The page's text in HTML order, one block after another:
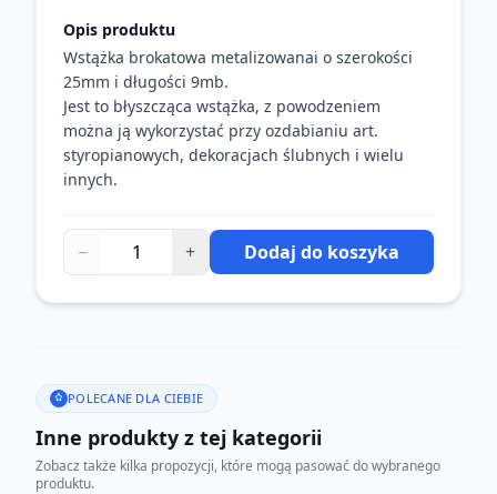
Opis produktu
Wstążka brokatowa metalizowanai o szerokości
25mm i długości 9mb.
Jest to błyszcząca wstążka, z powodzeniem
można ją wykorzystać przy ozdabianiu art.
styropianowych, dekoracjach ślubnych i wielu
innych.
− + Dodaj do koszyka
POLECANE DLA CIEBIE
Inne produkty z tej kategorii
Zobacz także kilka propozycji, które mogą pasować do wybranego
produktu.